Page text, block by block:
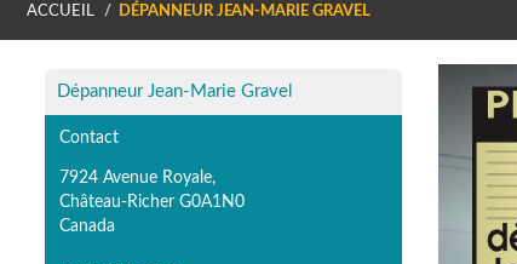
ACCUEIL DÉPANNEUR JEAN-MARIE GRAVEL
Dépanneur Jean-Marie Gravel
Contact
7924 Avenue Royale,
Château-Richer G0A1N0
Canada